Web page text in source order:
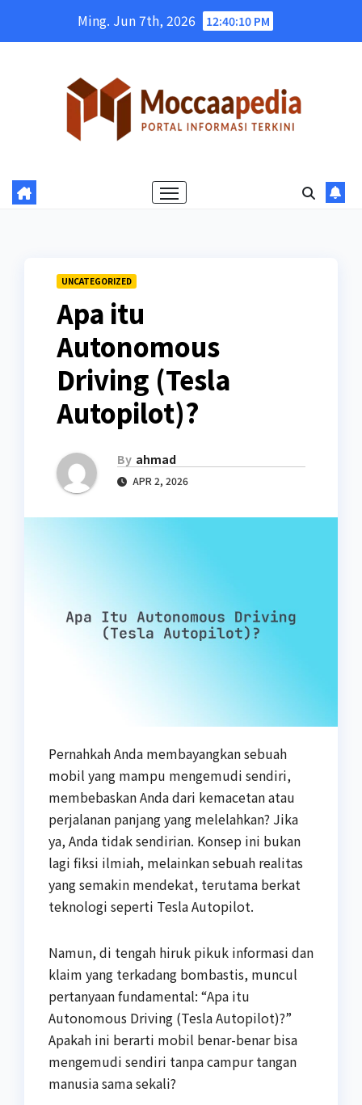
Ming. Jun 7th, 2026 12:40:11 PM
UNCATEGORIZED
Apa itu
Autonomous
Driving (Tesla
Autopilot)?
By ahmad
APR 2, 2026
Pernahkah Anda membayangkan sebuah
mobil yang mampu mengemudi sendiri,
membebaskan Anda dari kemacetan atau
perjalanan panjang yang melelahkan? Jika
ya, Anda tidak sendirian. Konsep ini bukan
lagi fiksi ilmiah, melainkan sebuah realitas
yang semakin mendekat, terutama berkat
teknologi seperti Tesla Autopilot.
Namun, di tengah hiruk pikuk informasi dan
klaim yang terkadang bombastis, muncul
pertanyaan fundamental: “Apa itu
Autonomous Driving (Tesla Autopilot)?”
Apakah ini berarti mobil benar-benar bisa
mengemudi sendiri tanpa campur tangan
manusia sama sekali?